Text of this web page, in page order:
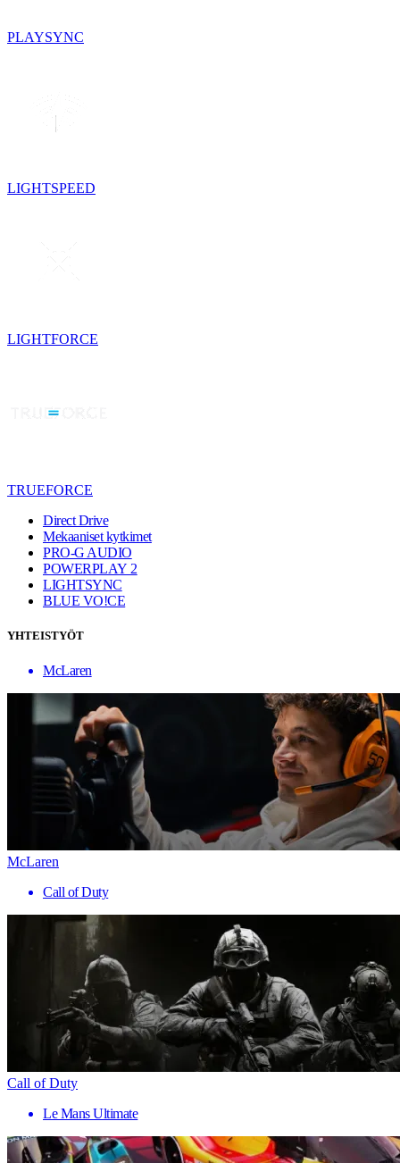
PLAYSYNC
LIGHTSPEED
LIGHTFORCE
TRUEFORCE
Direct Drive
Mekaaniset kytkimet
PRO-G AUDIO
POWERPLAY 2
LIGHTSYNC
BLUE VO!CE
YHTEISTYÖT
McLaren
McLaren
Call of Duty
Call of Duty
Le Mans Ultimate